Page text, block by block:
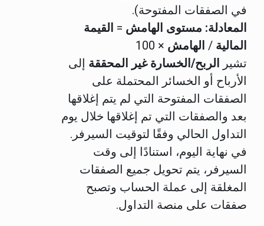
في الصفقات المفتوحة).
المعادلة: مستوى الهامش = القيمة
المالية / الهامش × 100
تشير
الربح/الخسارة غير المحققة إلى
الأرباح أو الخسائر المحتملة على
الصفقات المفتوحة التي لم يتم إغلاقها
بعد والصفقات التي تم إغلاقها خلال يوم
التداول الحالي وفقًا لتوقيت السيرفر.
في نهاية اليوم، استنادًا إلى وقت
السيرفر، يتم تحويل جميع الصفقات
المغلقة إلى عملة الحساب وتصبح
صفقات على منصة التداول.